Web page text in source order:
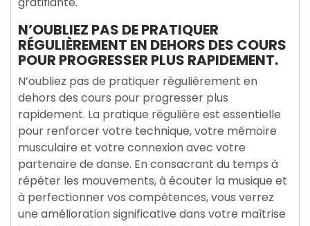
N’OUBLIEZ PAS DE PRATIQUER
RÉGULIÈREMENT EN DEHORS DES COURS
POUR PROGRESSER PLUS RAPIDEMENT.
N’oubliez pas de pratiquer régulièrement en
dehors des cours pour progresser plus
rapidement. La pratique régulière est essentielle
pour renforcer votre technique, votre mémoire
musculaire et votre connexion avec votre
partenaire de danse. En consacrant du temps à
répéter les mouvements, à écouter la musique et
à perfectionner vos compétences, vous verrez
une amélioration significative dans votre maîtrise